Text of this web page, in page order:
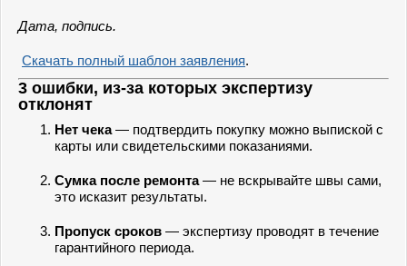
Дата, подпись.
Скачать полный шаблон заявления.
3 ошибки, из-за которых экспертизу
отклонят
Нет чека— подтвердить покупку можно выпиской с
карты или свидетельскими показаниями.
Сумка после ремонта— не вскрывайте швы сами,
это исказит результаты.
Пропуск сроков — экспертизу проводят в течение
гарантийного периода.